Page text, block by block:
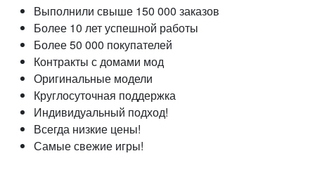
Выполнили свыше 150 000 заказов
Более 10 лет успешной работы
Более 50 000 покупателей
Контракты с домами мод
Оригинальные модели
Круглосуточная поддержка
Индивидуальный подход!
Всегда низкие цены!
Самые свежие игры!